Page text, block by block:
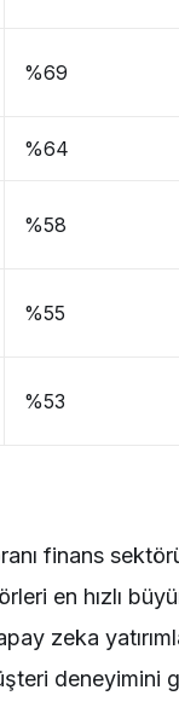
%69
%64
%58
%55
%53
finans
en hızlı
zeka
deneyimini